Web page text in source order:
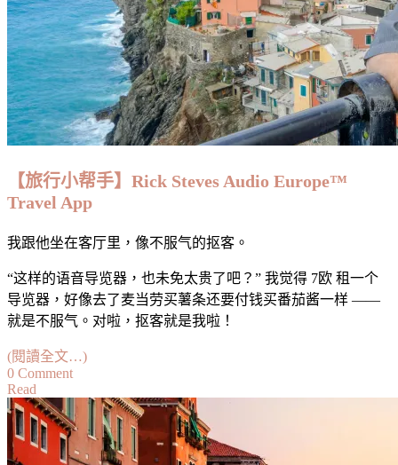
票
【旅行小帮手】Rick Steves Audio Europe™
Travel App
我跟他坐在客厅里，像不服气的抠客。
“这样的语音导览器，也未免太贵了吧？” 我觉得 7欧 租一个
导览器，好像去了麦当劳买薯条还要付钱买番茄酱一样 ——
就是不服气。对啦，抠客就是我啦！
(閱讀全文…)
0 Commenton
行
小
帮
Read